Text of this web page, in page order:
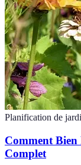
Planification de
Comment
Complet